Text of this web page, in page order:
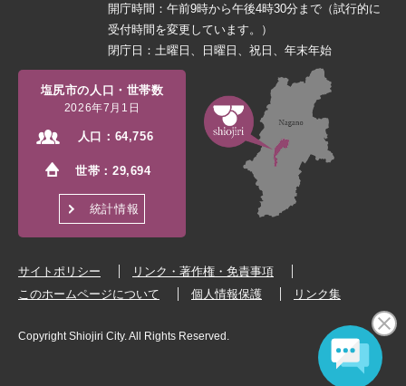
開庁時間：午前9時から午後4時30分まで（試行的に
受付時間を変更しています。）
閉庁日：土曜日、日曜日、祝日、年末年始
塩尻市の人口・世帯数
2026年7月1日
人口： 64,756
世帯：29,694
統計情報
サイトポリシー
リンク・著作権・免責事項
このホームページについて
個人情報保護 リンク集
Copyright Shiojiri City. All Rights Reserved.